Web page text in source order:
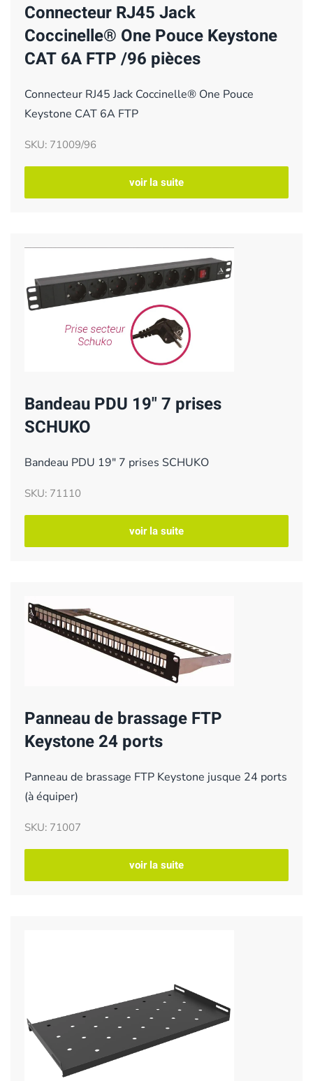
Connecteur RJ45 Jack
Coccinelle® One Pouce Keystone
CAT 6A FTP /96 pièces
Connecteur RJ45 Jack Coccinelle® One Pouce
Keystone CAT 6A FTP
SKU: 71009/96
voir la suite
Bandeau PDU 19" 7 prises
SCHUKO
Bandeau PDU 19" 7 prises SCHUKO
SKU: 71110
voir la suite
Panneau de brassage FTP
Keystone 24 ports
Panneau de brassage FTP Keystone jusque 24 ports
(à équiper)
SKU: 71007
voir la suite